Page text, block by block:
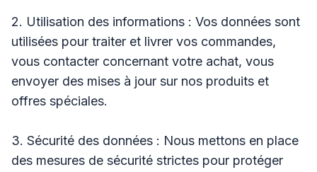
2. Utilisation des informations : Vos données sont
utilisées pour traiter et livrer vos commandes,
vous contacter concernant votre achat, vous
envoyer des mises à jour sur nos produits et
offres spéciales.
3. Sécurité des données : Nous mettons en place
des mesures de sécurité strictes pour protéger